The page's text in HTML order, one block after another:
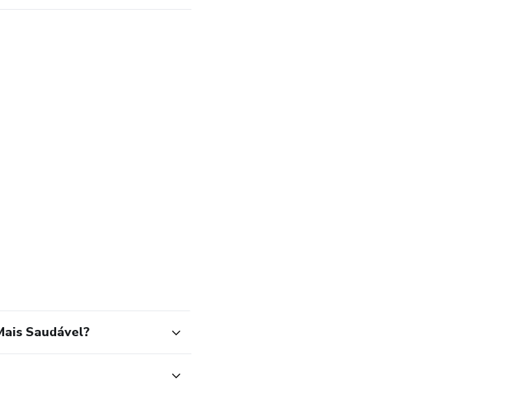
e inicie sua jornada em direção a
Saudável?